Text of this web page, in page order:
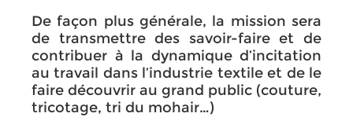
De façon plus générale, la mission sera
de transmettre des savoir-faire et de
contribuer à la dynamique d’incitation
au travail dans l’industrie textile et de le
faire découvrir au grand public (couture,
tricotage, tri du mohair…)